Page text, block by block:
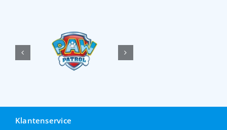
Klantenservice